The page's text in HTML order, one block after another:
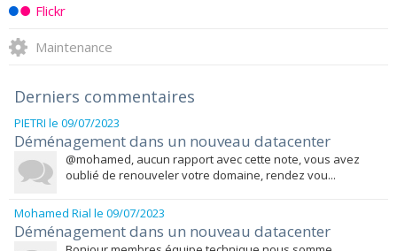
Flickr
Maintenance
Derniers commentaires
PIETRI le 09/07/2023
Déménagement dans un nouveau datacenter
@mohamed, aucun rapport avec cette note, vous avez
oublié de renouveler votre domaine, rendez vou...
Mohamed Rial le 09/07/2023
Déménagement dans un nouveau datacenter